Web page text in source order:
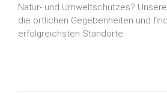
Natur- und Umweltschutzes?
die örtlichen Gegebenheiten und
erfolgreichsten Standorte.